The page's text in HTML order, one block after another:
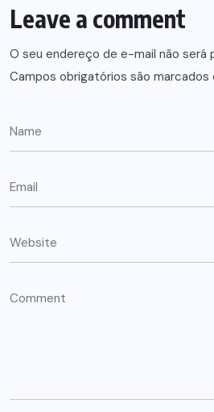
Leave a comment
O seu endereço de e-mail não será
Campos obrigatórios são marcados